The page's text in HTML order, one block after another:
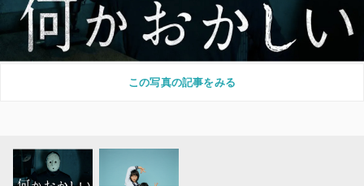
この写真の記事をみる